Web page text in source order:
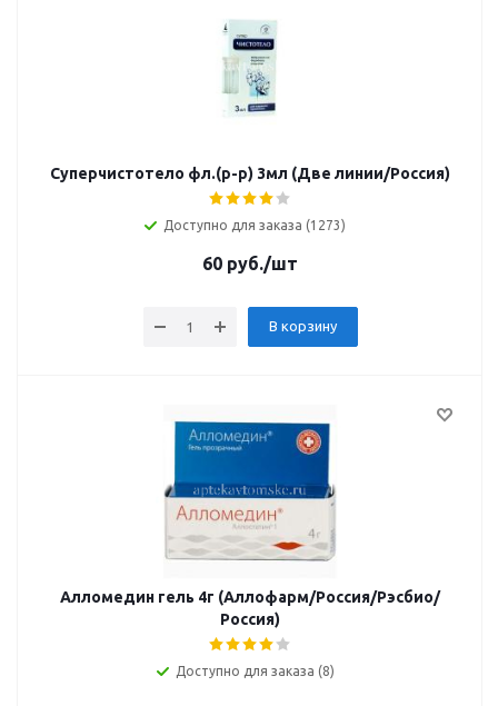
Суперчистотело фл.(р-р) 3мл (Две линии/Россия)
Доступно для заказа (1273)
60 руб./шт
В корзину
Алломедин гель 4г (Аллофарм/Россия/Рэсбио/
Россия)
Доступно для заказа (8)